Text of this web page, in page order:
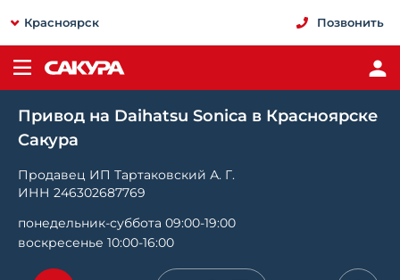
Красноярск Позвонить
Привод на Daihatsu Sonica в Красноярске
Сакура
Продавец ИП Тартаковский А. Г.
ИНН 246302687769
понедельник-суббота 09:00-19:00
воскресенье 10:00-16:00